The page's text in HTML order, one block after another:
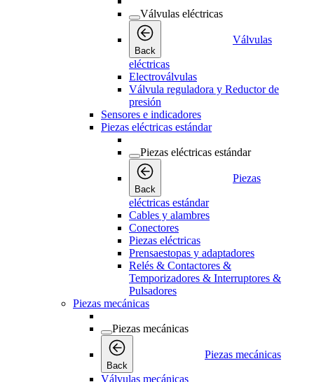
Válvulas eléctricas
Back
Válvulas
eléctricas
Electroválvulas
Válvula reguladora y Reductor de
presión
Sensores e indicadores
Piezas eléctricas estándar
Piezas eléctricas estándar
Back
Piezas
eléctricas estándar
Cables y alambres
Conectores
Piezas eléctricas
Prensaestopas y adaptadores
Relés & Contactores &
Temporizadores & Interruptores &
Pulsadores
Piezas mecánicas
Piezas mecánicas
Back
Piezas mecánicas
Válvulas mecánicas